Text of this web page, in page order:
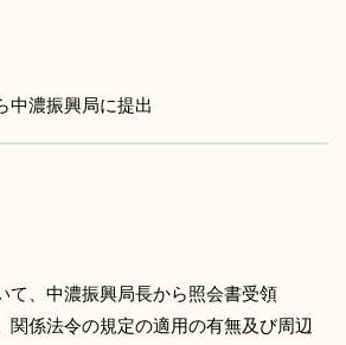
中濃振興局に提出
て、中濃振興局長から照会書受領
関係法令の規定の適用の有無及び周辺